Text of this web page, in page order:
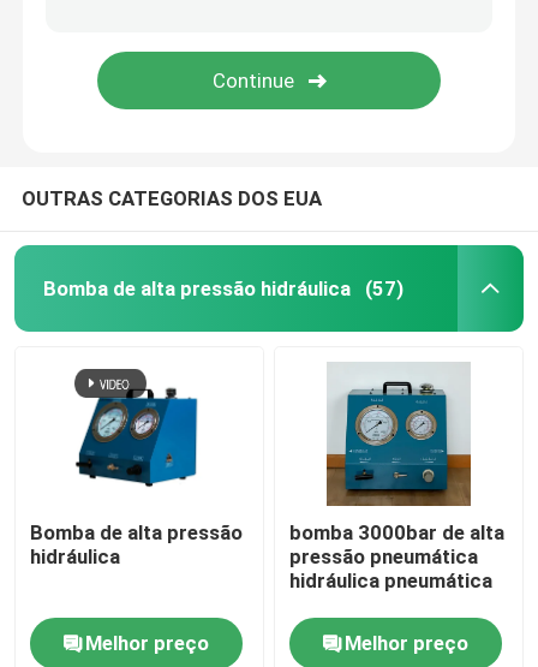
OUTRAS CATEGORIAS DOS EUA
Bomba de alta pressão hidráulica (57)
Bomba de alta pressão
hidráulica
Melhor preço
bomba 3000bar de alta
pressão pneumática
hidráulica pneumática
Melhor preço